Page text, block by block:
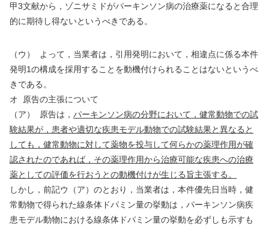
甲3文献から，ゾニサミドがパーキンソン病の治療薬になると合理
的に期待し得ないというべきである。
（ウ）
よって，当業者は，引用発明において，相違点に係る本件
発明1の構成を採用することを動機付けられることはないというべ
きである。
オ
原告の主張について
（ア）
原告は， パーキンソン病の分野において，健常動物での試
験結果が，患者や適切な疾患モデル動物での試験結果と異なると
しても，健常動物に対して薬物を投与して何らかの薬理作用が確
認されたのであれば，その薬理作用から治療可能な疾患への治療
薬としての評価を行おうとの動機付けが生じる旨主張する。
しかし，前記ウ（ア）のとおり，当業者は，本件優先日当時，健
常動物で得られた線条体ドパミン量の挙動は，パーキンソン病疾
患モデル動物における線条体ドパミン量の挙動を必ずしも示すも